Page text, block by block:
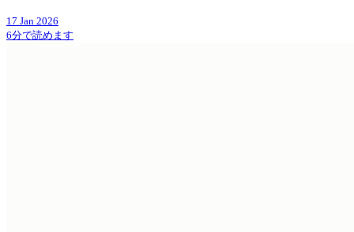
17 Jan 2026
6分で読めます